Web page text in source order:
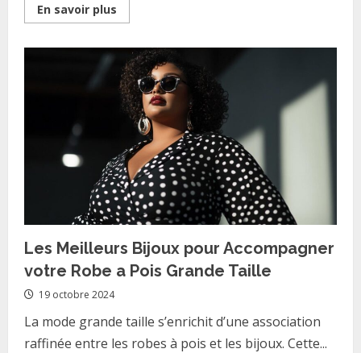
En savoir plus
more
Blouse
Romantique
Boheme
l’indispensable
de
votre
garde-
robe
estivale
Les Meilleurs Bijoux pour Accompagner
votre Robe a Pois Grande Taille
19 octobre 2024
La mode grande taille s’enrichit d’une association
raffinée entre les robes à pois et les bijoux. Cette...